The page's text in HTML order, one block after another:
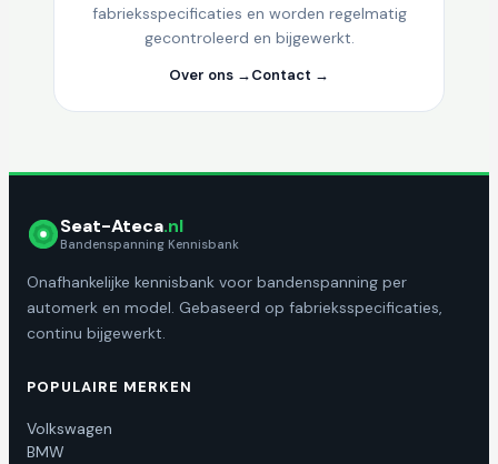
fabrieksspecificaties en worden regelmatig
gecontroleerd en bijgewerkt.
Over ons →Contact →
Seat-Ateca.nl
Bandenspanning Kennisbank
Onafhankelijke kennisbank voor bandenspanning per
automerk en model. Gebaseerd op fabrieksspecificaties,
continu bijgewerkt.
POPULAIRE MERKEN
Volkswagen
BMW